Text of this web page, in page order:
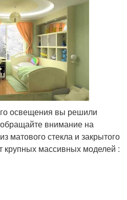
освещения вы решили
внимание на
матового стекла и закрытого
крупных массивных моделей :